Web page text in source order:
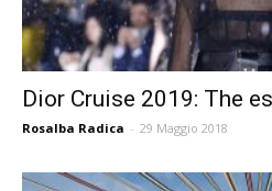
Dior Cruise 2019: The
Rosalba Radica - 29 Maggio 2018